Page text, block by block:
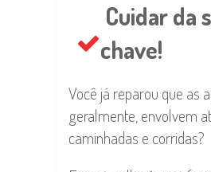
Cuidar da
chave!
Você já reparou que as
geralmente, envolvem
caminhadas e corridas?